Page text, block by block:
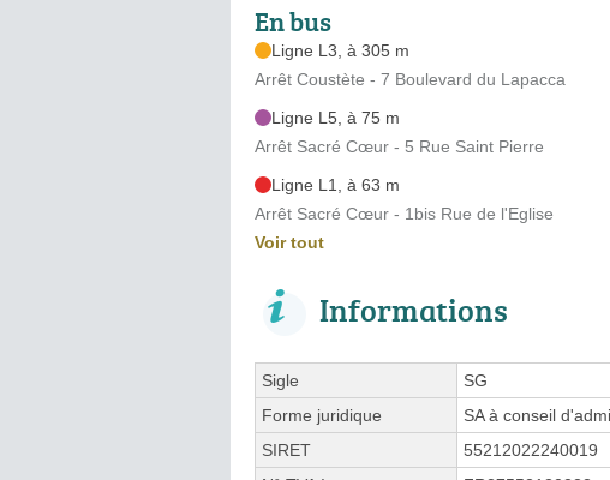
En bus
Ligne L3, à 305 m
Arrêt Coustète - 7 Boulevard du Lapacca
Ligne L5, à 75 m
Arrêt Sacré Cœur - 5 Rue Saint Pierre
Ligne L1, à 63 m
Arrêt Sacré Cœur - 1bis Rue de l'Eglise
Voir tout
Informations
Sigle
SG
Forme juridique
SA à conseil
SIRET
55212022240019